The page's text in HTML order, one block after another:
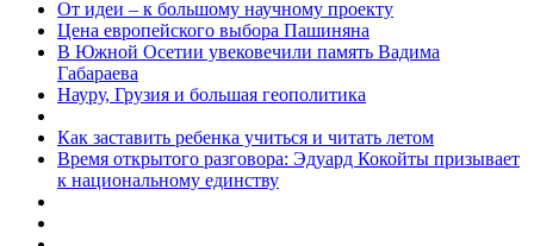
От идеи – к большому научному проекту
Цена европейского выбора Пашиняна
В Южной Осетии увековечили память Вадима
Габараева
Науру, Грузия и большая геополитика
Как заставить ребенка учиться и читать летом
Время открытого разговора: Эдуард Кокойты призывает
к национальному единству